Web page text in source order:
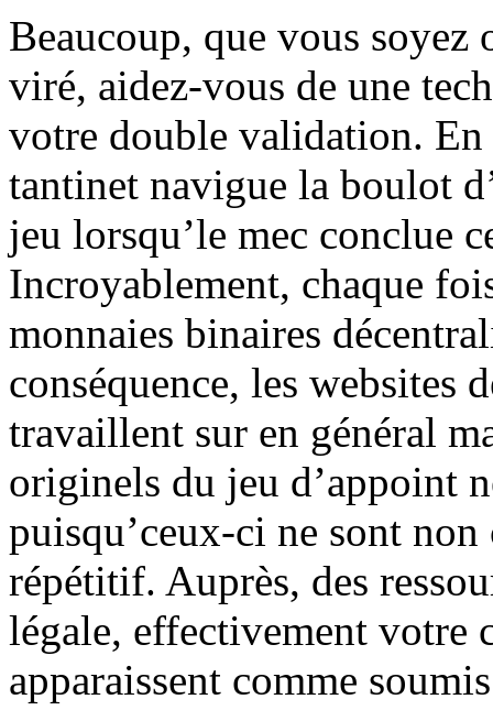
Beaucoup, que vous soyez
viré, aidez-vous de une
votre double validation.
tantinet navigue la boulot
jeu lorsqu’le mec conclue
Incroyablement, chaque
monnaies binaires
conséquence, les websites
travaillent sur en général
originels du jeu d’appoint
puisqu’ceux-ci ne sont
répétitif. Auprès, des
légale, effectivement votre
apparaissent comme